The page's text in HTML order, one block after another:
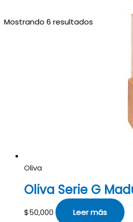
Mostrando 6 resultados
Oliva
Oliva Serie G
$50,000 Leer más